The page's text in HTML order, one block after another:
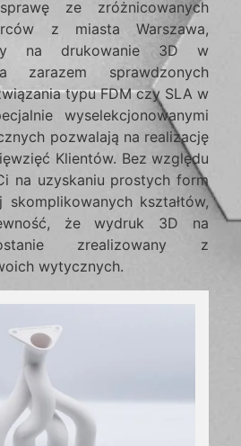
ze zróżnicowanych
z miasta Warszawa,
na drukowanie 3D w
zarazem sprawdzonych
typu FDM czy SLA w
wyselekcjonowanymi
pozwalają na realizację
Klientów. Bez względu
na uzyskaniu prostych form
kształtów,
że wydruk 3D na
zrealizowany z
wytycznych.